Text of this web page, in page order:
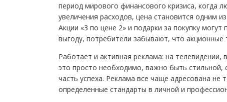
период мирового финансового кризиса, когда
увеличения расходов, цена становится одним
Акции «3 по цене 2» и подарки за покупку
выгоду, потребители забывают, что
Работает и активная реклама: на
это просто необходимо, важно быть
часть успеха. Реклама все чаще адресована
определенные стандарты в личной и